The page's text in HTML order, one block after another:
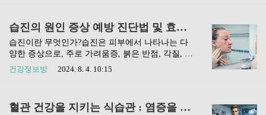
상으로는 피로, 식욕 감소, 구역질, 복통..
은 미용적인 문제뿐만 아니라 시력에 영향을 줄 수
있어 조기 진단과 치료가 중요합니다. 이번 글에서
는 익상편의 증상, 원인, 진단 방법, 치료 방법, 합
병증, 예방 및 영양에 대해 자세히 알아보겠습니다.
익상편의 증상익상편의 주요 증상은 눈의 결막에
며, 시야를 가리거나 불편함을 유발할 수 있습니다.
습진의 원인 증상 예방 진단법 및 효과적인 치료법
습진이란 무엇인가?습진은 피부에서 나타나는 다
양한 증상으로, 주로 가려움증, 붉은 반점, 각질, 그
리고 물집이 동반되는 피부 질환입니다. 이 질환은
용되지만, 피부염은 피부의 모든 염증성 반응을 포
건강정보방 2024. 8. 4. 10:15
혈관 건강을 지키는 식습관 : 염증을 줄이는 식습관 관리법